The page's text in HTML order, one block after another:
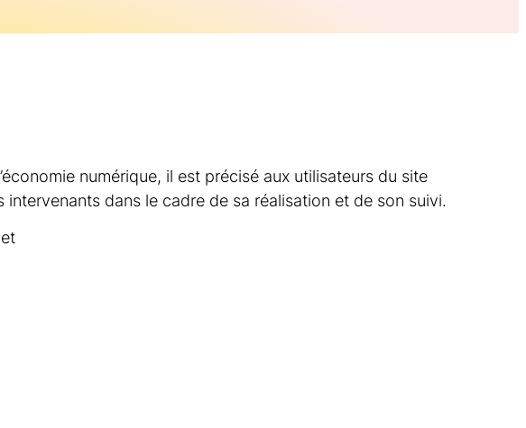
numérique, il est précisé aux utilisateurs du site
dans le cadre de sa réalisation et de son suivi.